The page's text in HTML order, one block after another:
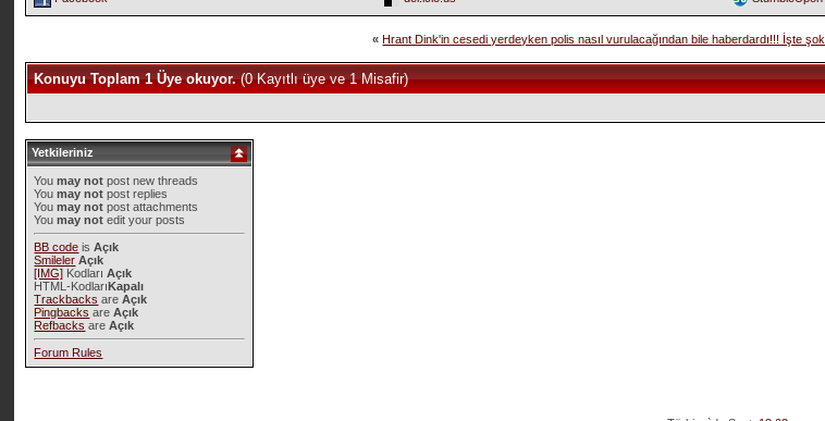
« Hrant Dink'in cesedi yerdeyken polis nasıl vurulacağından bile haberdardı!!! İşte şok
Konuyu Toplam 1 Üye okuyor.(0 Kayıtlı üye ve 1 Misafir)
Yetkileriniz
Youmay not post new threads
Youmay not post replies
Youmay not post attachments
Youmay not edit your posts
BB code isAçık
Smileler Açık
[IMG] KodlarıAçık
HTML-KodlarıKapalı
Trackbacks areAçık
Pingbacks areAçık
Refbacks areAçık
Forum Rules